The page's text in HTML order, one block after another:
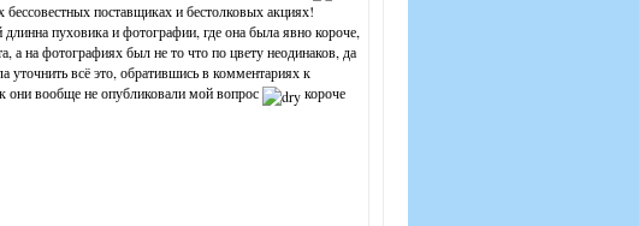
поставщиках и бестолковых акциях!
пуховика и фотографии, где она была явно короче,
а на фотографиях был не то что по цвету неодинаков, да
всё это, обратившись в комментариях к
они вообще не опубликовали мой вопрос
короче